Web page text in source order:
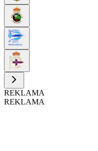
REKLAMA
REKLAMA